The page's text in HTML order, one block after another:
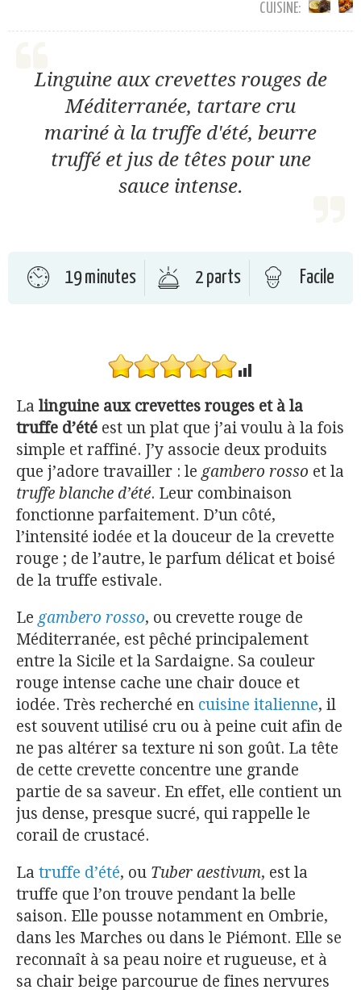
CUISINE:
Linguine aux crevettes rouges de
Méditerranée, tartare cru
mariné à la truffe d'été, beurre
truffé et jus de têtes pour une
sauce intense.
19 minutes 2 parts Facile
La linguine aux crevettes rouges et à la
truffe d’été est un plat que j’ai voulu à la fois
simple et raffiné. J’y associe deux produits
que j’adore travailler : le gambero rosso et la
truffe blanche d’été. Leur combinaison
fonctionne parfaitement. D’un côté,
l’intensité iodée et la douceur de la crevette
rouge ; de l’autre, le parfum délicat et boisé
de la truffe estivale.
Le gambero rosso, ou crevette rouge de
Méditerranée, est pêché principalement
entre la Sicile et la Sardaigne. Sa couleur
rouge intense cache une chair douce et
iodée. Très recherché en cuisine italienne, il
est souvent utilisé cru ou à peine cuit afin de
ne pas altérer sa texture ni son goût. La tête
de cette crevette concentre une grande
partie de sa saveur. En effet, elle contient un
jus dense, presque sucré, qui rappelle le
corail de crustacé.
La truffe d’été, ou Tuber aestivum, est la
truffe que l’on trouve pendant la belle
saison. Elle pousse notamment en Ombrie,
dans les Marches ou dans le Piémont. Elle se
reconnaît à sa peau noire et rugueuse, et à
sa chair beige parcourue de fines nervures